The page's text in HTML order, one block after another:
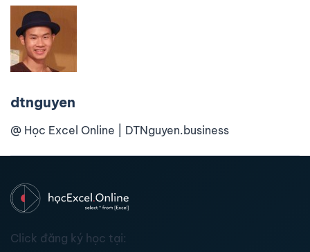
dtnguyen
@ Học Excel Online | DTNguyen.business
Click đăng ký học tại: